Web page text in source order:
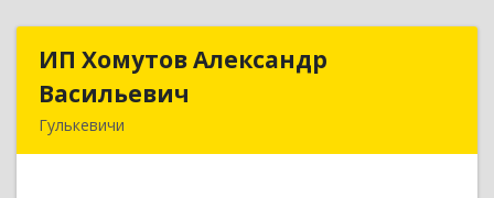
ИП Хомутов Александр
Васильевич
Гулькевичи
ИП Хомутов Александр